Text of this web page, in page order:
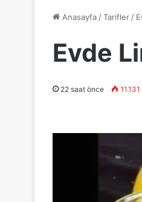
Anasayfa /Tarifler /
Evde
22 saat önce 11.131